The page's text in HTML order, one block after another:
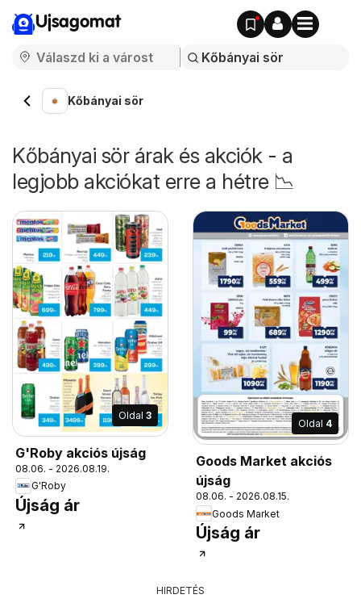
Ujsagomat
Kőbányai sör
Kőbányai sör árak és akciók - a
legjobb akciókat erre a hétre 📉
Oldal 3
G'Roby akciós újság
08.06. - 2026.08.19.
G'Roby
Újság ár
Oldal 4
Goods Market akciós
újság
08.06. - 2026.08.15.
Goods Market
Újság ár
HIRDETÉS